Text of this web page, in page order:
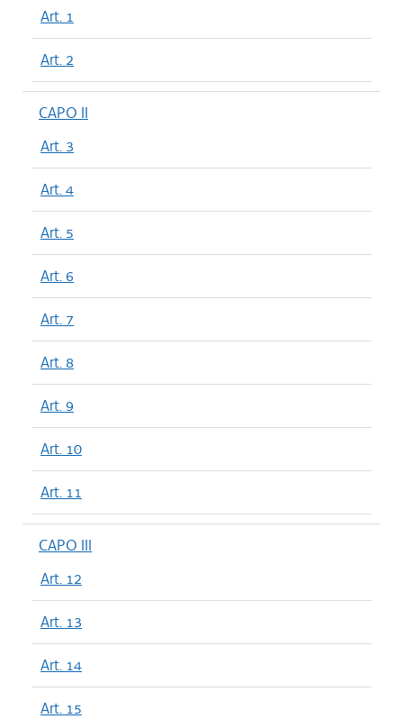
Art. 1
Art. 2
CAPO II
Art. 3
Art. 4
Art. 5
Art. 6
Art. 7
Art. 8
Art. 9
Art. 10
Art. 11
CAPO III
Art. 12
Art. 13
Art. 14
Art. 15